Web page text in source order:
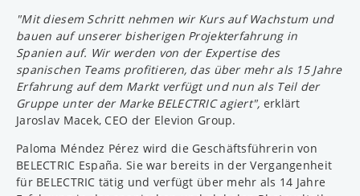
"Mit diesem Schritt nehmen wir Kurs auf Wachstum und
bauen auf unserer bisherigen Projekterfahrung in
Spanien auf. Wir werden von der Expertise des
spanischen Teams profitieren, das über mehr als 15 Jahre
Erfahrung auf dem Markt verfügt und nun als Teil der
Gruppe unter der Marke BELECTRIC agiert", erklärt
Jaroslav Macek, CEO der Elevion Group.
Paloma Méndez Pérez wird die Geschäftsführerin von
BELECTRIC España. Sie war bereits in der Vergangenheit
für BELECTRIC tätig und verfügt über mehr als 14 Jahre